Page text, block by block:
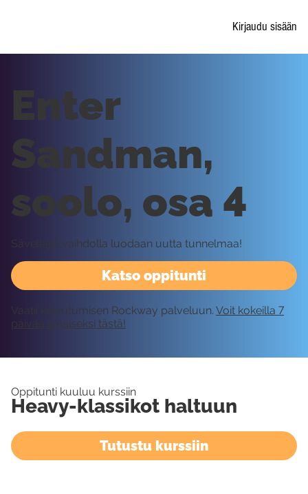
Kirjaudu sisään
Katso oppitunti
Enter
Sandman,
soolo, osa 4
Sävellajin vaihdolla luodaan uutta tunnelmaa!
Vaatii kirjautumisen Rockway palveluun. Voit kokeilla 7
päivää ilmaiseksi tästä!
Oppitunti kuuluu kurssiin
Heavy-klassikot haltuun
Tutustu kurssiin